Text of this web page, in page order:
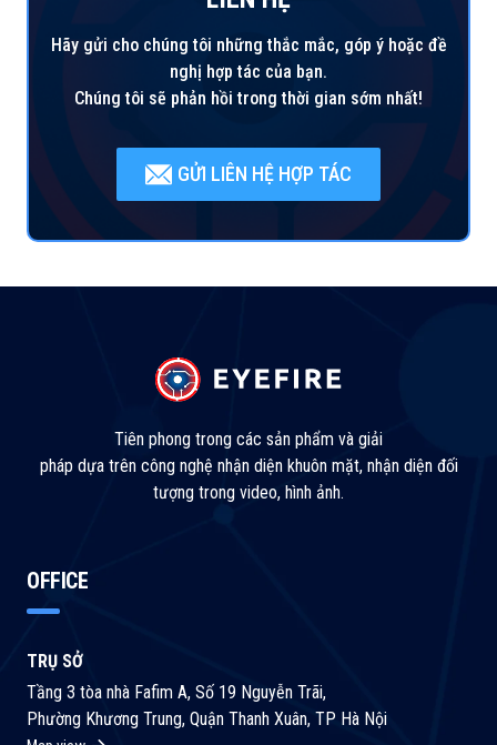
Hãy gửi cho chúng tôi những thắc mắc, góp ý hoặc đề
nghị hợp tác của bạn.
Chúng tôi sẽ phản hồi trong thời gian sớm nhất!
GỬI LIÊN HỆ HỢP TÁC
Tiên phong trong các sản phẩm và giải
pháp dựa trên công nghệ nhận diện khuôn mặt, nhận diện đối
tượng trong video, hình ảnh.
OFFICE
TRỤ SỞ
Tầng 3 tòa nhà Fafim A, Số 19 Nguyễn Trãi,
Phường Khương Trung, Quận Thanh Xuân, TP Hà Nội